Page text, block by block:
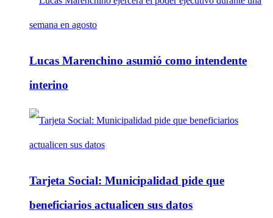
Lucas Marenchino asumió como intendente
interino
Tarjeta Social: Municipalidad pide que
beneficiarios actualicen sus datos